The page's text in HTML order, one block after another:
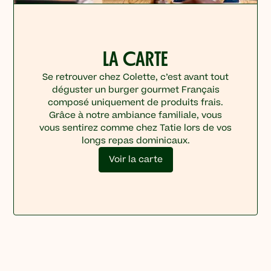
LA CARTE
Se retrouver chez Colette, c’est avant tout
déguster un burger gourmet Français
composé uniquement de produits frais.
Grâce à notre ambiance familiale, vous
vous sentirez comme chez Tatie lors de vos
longs repas dominicaux.
Voir la carte